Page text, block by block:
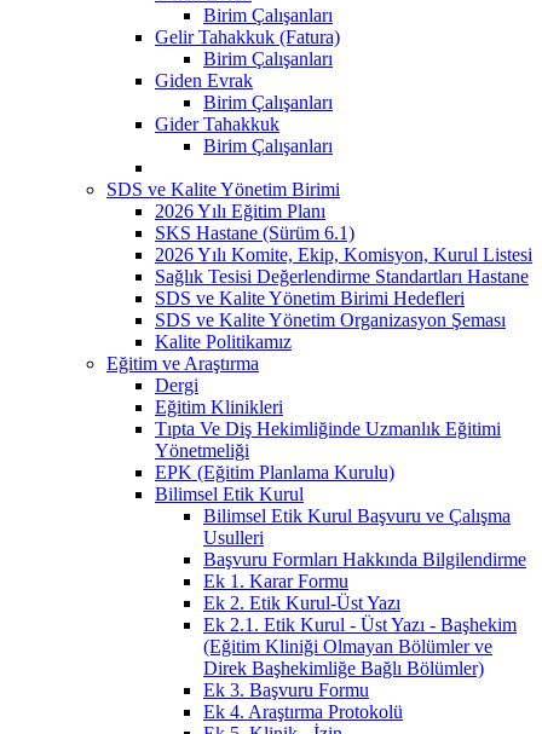
Birim Çalışanları
Gelir Tahakkuk (Fatura)
Birim Çalışanları
Giden Evrak
Birim Çalışanları
Gider Tahakkuk
Birim Çalışanları
SDS ve Kalite Yönetim Birimi
2026 Yılı Eğitim Planı
SKS Hastane (Sürüm 6.1)
2026 Yılı Komite, Ekip, Komisyon, Kurul Listesi
Sağlık Tesisi Değerlendirme Standartları Hastane
SDS ve Kalite Yönetim Birimi Hedefleri
SDS ve Kalite Yönetim Organizasyon Şeması
Kalite Politikamız
Eğitim ve Araştırma
Dergi
Eğitim Klinikleri
Tıpta Ve Diş Hekimliğinde Uzmanlık Eğitimi
Yönetmeliği
EPK (Eğitim Planlama Kurulu)
Bilimsel Etik Kurul
Bilimsel Etik Kurul Başvuru ve Çalışma
Usulleri
Başvuru Formları Hakkında Bilgilendirme
Ek 1. Karar Formu
Ek 2. Etik Kurul-Üst Yazı
Ek 2.1. Etik Kurul - Üst Yazı - Başhekim
(Eğitim Kliniği Olmayan Bölümler ve
Direk Başhekimliğe Bağlı Bölümler)
Ek 3. Başvuru Formu
Ek 4. Araştırma Protokolü